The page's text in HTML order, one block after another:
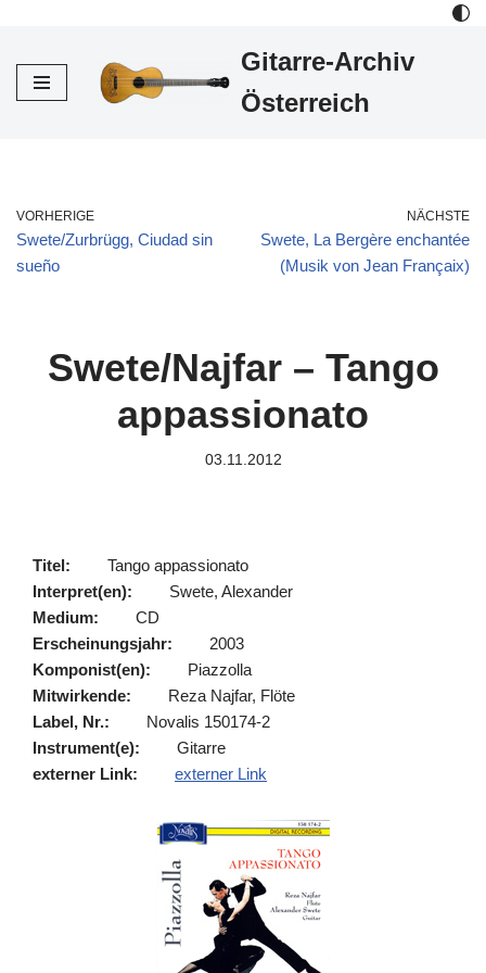
Inhalt
Gitarre-Archiv
Österreich
VORHERIGE
Swete/Zurbrügg, Ciudad sin
sueño
NÄCHSTE
Swete, La Bergère enchantée
(Musik von Jean Françaix)
Swete/Najfar – Tango
appassionato
03.11.2012
Titel:
Tango appassionato
Interpret(en):
Swete, Alexander
Medium:
CD
Erscheinungsjahr:
2003
Komponist(en):
Piazzolla
Mitwirkende:
Reza Najfar, Flöte
Label, Nr.:
Novalis 150174-2
Instrument(e):
Gitarre
externer Link:
externer Link